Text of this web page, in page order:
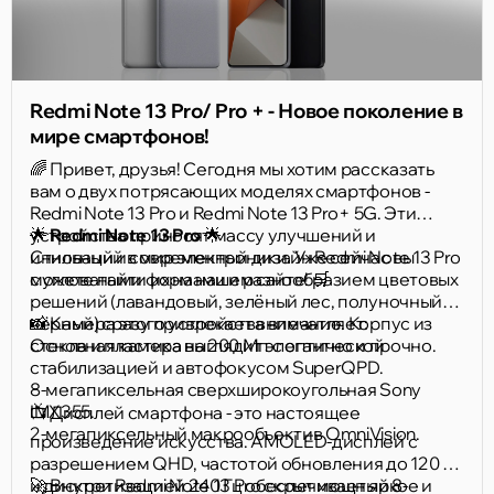
Redmi Note 13 Pro/ Pro + - Новое поколение в
мире смартфонов!
🌈 Привет, друзья! Сегодня мы хотим рассказать
вам о двух потрясающих моделях смартфонов -
Redmi Note 13 Pro и Redmi Note 13 Pro+ 5G. Эти
устройства приносят массу улучшений и
инноваций в мир электроники. Уже сейчас вы
можете найти их на нашем сайте! 🛒
🌟Redmi Note 13 Pro🌟
Стильный и современный дизайн Redmi Note 13 Pro
с угловатыми формами и разнообразием цветовых
решений (лавандовый, зелёный лес, полуночный
чёрный) сразу привлекает внимание. Корпус из
стекла и пластика выглядит элегантно и прочно.
📸 Камера этого устройства впечатляет:
Основная камера на 200 Мп с оптической
стабилизацией и автофокусом SuperQPD.
8-мегапиксельная сверхширокоугольная Sony
IMX355.
2-мегапиксельный макрообъектив OmniVision.
📺 Дисплей смартфона - это настоящее
произведение искусства. AMOLED-дисплей с
разрешением QHD, частотой обновления до 120 Гц
и дискретизацией 240 Гц обеспечивает яркое и
🚀 Внутри Redmi Note 13 Pro скрыт мощный 8-